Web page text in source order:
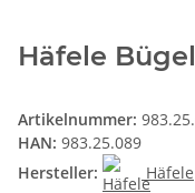
Häfele
Artikelnummer:
HAN: 983.25.089
Hersteller:
Häfele